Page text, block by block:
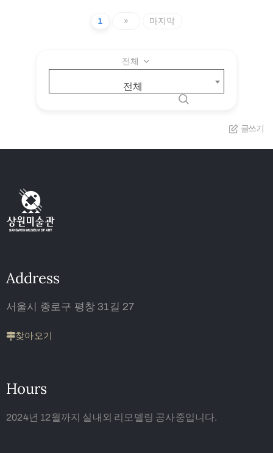
1 » 마지막
전체
전체
글쓰기
Address
서울시 종로구 평창 31길 27
찾아오기
Hours
2024년 12월까지 실내외 리모델링 공사중입니다.